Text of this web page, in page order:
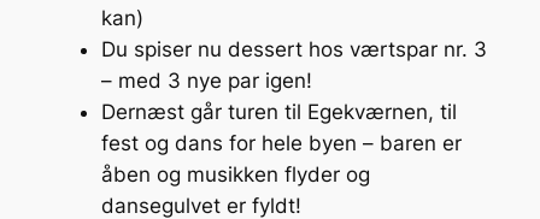
kan)
Du spiser nu dessert hos værtspar nr. 3
– med 3 nye par igen!
Dernæst går turen til Egekværnen, til
fest og dans for hele byen – baren er
åben og musikken flyder og
dansegulvet er fyldt!